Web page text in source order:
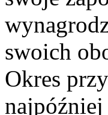
swoich
Okres